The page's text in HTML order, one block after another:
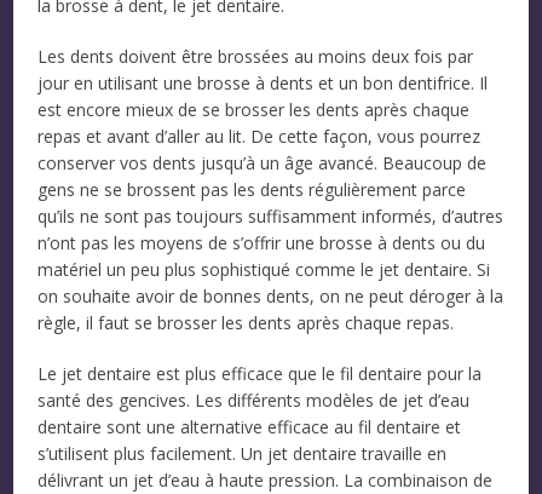
la brosse à dent, le jet dentaire.
Les dents doivent être brossées au moins deux fois par
jour en utilisant une brosse à dents et un bon dentifrice. Il
est encore mieux de se brosser les dents après chaque
repas et avant d’aller au lit. De cette façon, vous pourrez
conserver vos dents jusqu’à un âge avancé. Beaucoup de
gens ne se brossent pas les dents régulièrement parce
qu’ils ne sont pas toujours suffisamment informés, d’autres
n’ont pas les moyens de s’offrir une brosse à dents ou du
matériel un peu plus sophistiqué comme le jet dentaire. Si
on souhaite avoir de bonnes dents, on ne peut déroger à la
règle, il faut se brosser les dents après chaque repas.
Le jet dentaire est plus efficace que le fil dentaire pour la
santé des gencives. Les différents modèles de jet d’eau
dentaire sont une alternative efficace au fil dentaire et
s’utilisent plus facilement. Un jet dentaire travaille en
délivrant un jet d’eau à haute pression. La combinaison de